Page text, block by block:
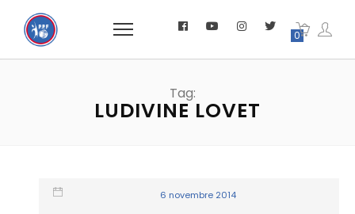
0
Tag:
LUDIVINE LOVET
6 novembre 2014